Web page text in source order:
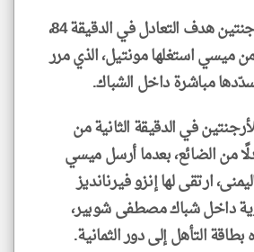
وأحرز منتخب الأرجنتين هدف التعادل في الدقيقة 84،
ميسي استغلها مونتيل، الذي مرر
مباشرة داخل الشباك.
في الدقيقة الثانية من
من الضائع، بعدما أرسل ميسي
ارتقى لها إنزو فيرنانديز
داخل شباك مصطفى شوبير،
التأهل إلى دور الثمانية.